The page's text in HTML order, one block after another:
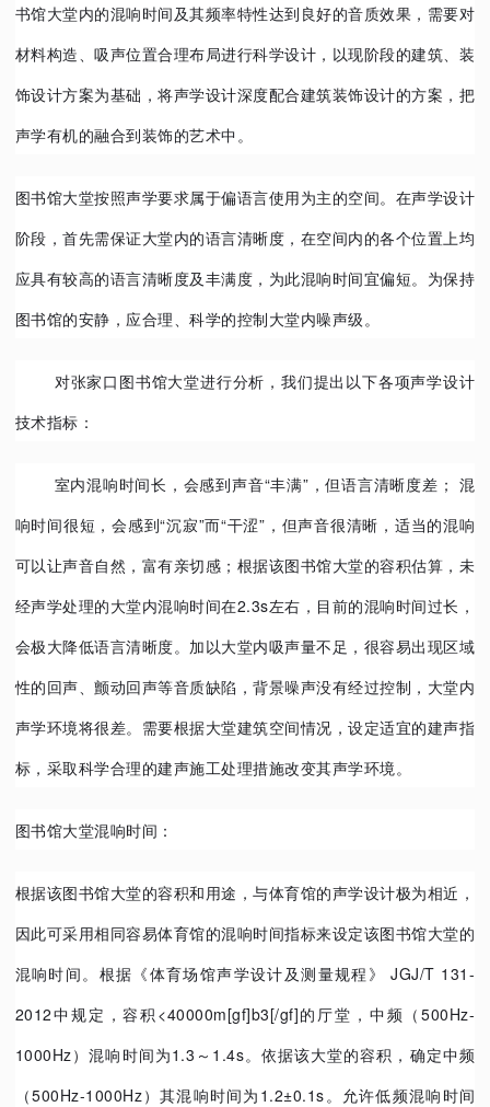
书馆大堂内的混响时间及其频率特性达到良好的音质效果，需要对
材料构造、吸声位置合理布局进行科学设计，以现阶段的建筑、装
饰设计方案为基础，将声学设计深度配合建筑装饰设计的方案，把
声学有机的融合到装饰的艺术中。
图书馆大堂按照声学要求属于偏语言使用为主的空间。在声学设计
阶段，首先需保证大堂内的语言清晰度，在空间内的各个位置上均
应具有较高的语言清晰度及丰满度，为此混响时间宜偏短。为保持
图书馆的安静，应合理、科学的控制大堂内噪声级。
对张家口图书馆大堂进行分析，我们提出以下各项声学设计
技术指标：
室内混响时间长，会感到声音“丰满”，但语言清晰度差； 混
响时间很短，会感到“沉寂”而“干涩”，但声音很清晰，适当的混响
可以让声音自然，富有亲切感；根据该图书馆大堂的容积估算，未
经声学处理的大堂内混响时间在2.3s左右，目前的混响时间过长，
会极大降低语言清晰度。加以大堂内吸声量不足，很容易出现区域
性的回声、颤动回声等音质缺陷，背景噪声没有经过控制，大堂内
声学环境将很差。需要根据大堂建筑空间情况，设定适宜的建声指
标，采取科学合理的建声施工处理措施改变其声学环境。
图书馆大堂混响时间：
根据该图书馆大堂的容积和用途，与体育馆的声学设计极为相近，
因此可采用相同容易体育馆的混响时间指标来设定该图书馆大堂的
混响时间。根据《体育场馆声学设计及测量规程》 JGJ/T 131-
2012中规定，容积<40000m[gf]b3[/gf]的厅堂，中频（500Hz-
1000Hz）混响时间为1.3～1.4s。 依据该大堂的容积，确定中频
（500Hz-1000Hz）其混响时间为1.2±0.1s。 允许低频混响时间